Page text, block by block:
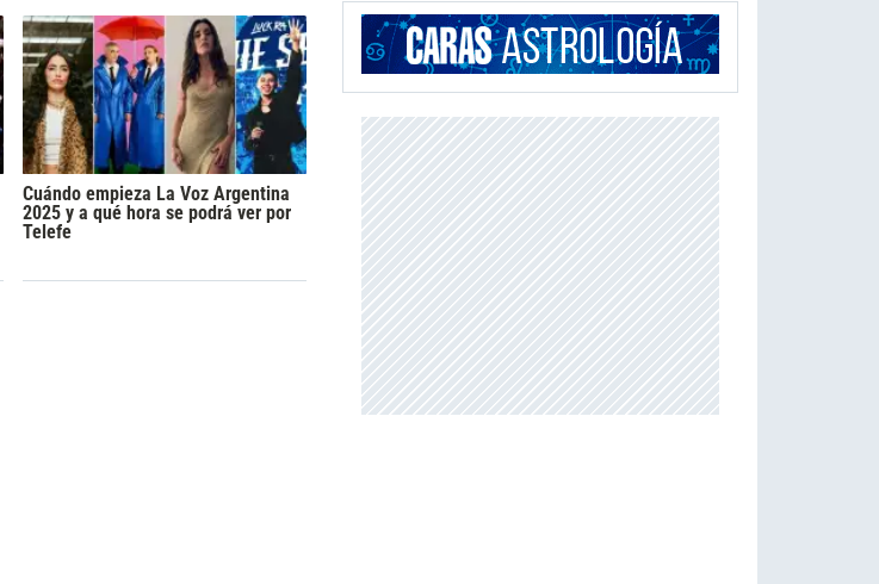
Cuándo empieza La Voz Argentina
2025 y a qué hora se podrá ver por
Telefe